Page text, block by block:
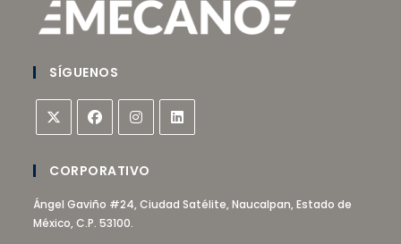
SÍGUENOS
CORPORATIVO
Ángel Gaviño #24, Ciudad Satélite, Naucalpan, Estado de
México, C.P. 53100.